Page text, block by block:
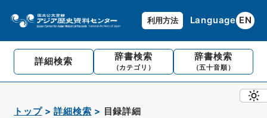
利用方法 Language EN
詳細検索 辞書検索
（カテゴリ）
辞書検索
（五十音順）
トップ 詳細検索 目録詳細